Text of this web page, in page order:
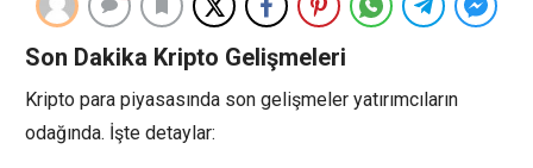
Son Dakika Kripto Gelişmeleri
Kripto para piyasasında son gelişmeler yatırımcıların
odağında. İşte detaylar: